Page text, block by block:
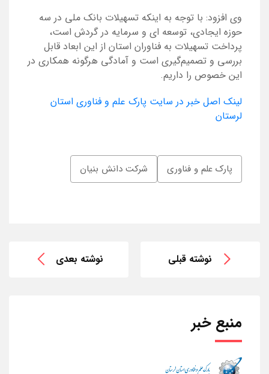
وی افزود: با توجه به اینکه تسهیلات بانک ملی در سه
حوزه ایجادی، توسعه ای و سرمایه در گردش است،
پرداخت تسهیلات به فناوران استان از این ابعاد قابل
بررسی و تصمیم‌گیری است و آمادگی هرگونه همکاری در
این خصوص را داریم.
لینک اصل خبر در سایت پارک علم و فناوری استان
لرستان
پارک علم و فناوری شرکت دانش بنیان
نوشته قبلی نوشته بعدی
منبع خبر